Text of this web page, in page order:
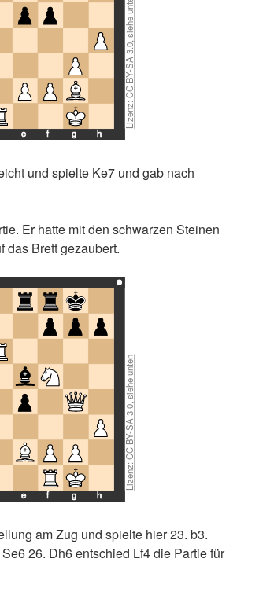
e f g h
und spielte Ke7 und gab nach
Er hatte mit den schwarzen Steinen
das Brett gezaubert.
e f g h
am Zug und spielte hier 23. b3.
26. Dh6 entschied Lf4 die Partie für